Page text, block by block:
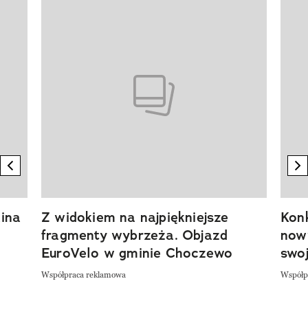
previous element
Z widokiem na najpiękniejsze
fragmenty wybrzeża. Objazd
EuroVelo w gminie Choczewo
Współpraca reklamowa